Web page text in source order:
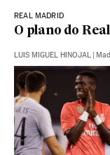
REAL MADRID
O plano do
LUIS MIGUEL HINOJAL |